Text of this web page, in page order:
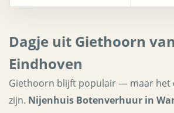
Dagje uit Giethoorn
Eindhoven
Giethoorn blijft populair — maar het
zijn. Nijenhuis Botenverhuur in